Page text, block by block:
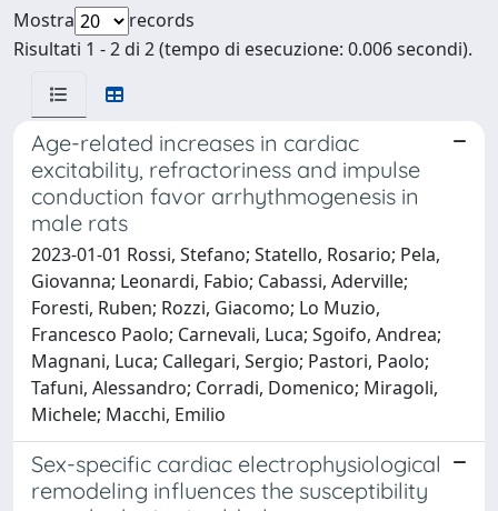
Mostra
records
Risultati 1 - 2 di 2 (tempo di esecuzione: 0.006 secondi).
Age-related increases in cardiac
excitability, refractoriness and impulse
conduction favor arrhythmogenesis in
male rats
2023-01-01 Rossi, Stefano; Statello, Rosario; Pela,
Giovanna; Leonardi, Fabio; Cabassi, Aderville;
Foresti, Ruben; Rozzi, Giacomo; Lo Muzio,
Francesco Paolo; Carnevali, Luca; Sgoifo, Andrea;
Magnani, Luca; Callegari, Sergio; Pastori, Paolo;
Tafuni, Alessandro; Corradi, Domenico; Miragoli,
Michele; Macchi, Emilio
Sex-specific cardiac electrophysiological
remodeling influences the susceptibility